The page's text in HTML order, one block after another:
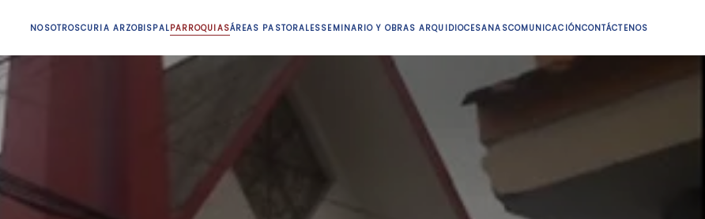
NOSOTROSCURIA ARZOBISPALPARROQUIASÁREAS PASTORALESSEMINARIO Y OBRAS ARQUIDIOCESANASCOMUNICACIÓNCONTÁCTENOS